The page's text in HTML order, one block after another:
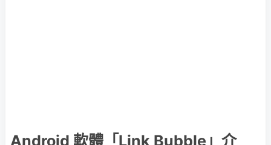
Android 軟體「Link Bubble」介